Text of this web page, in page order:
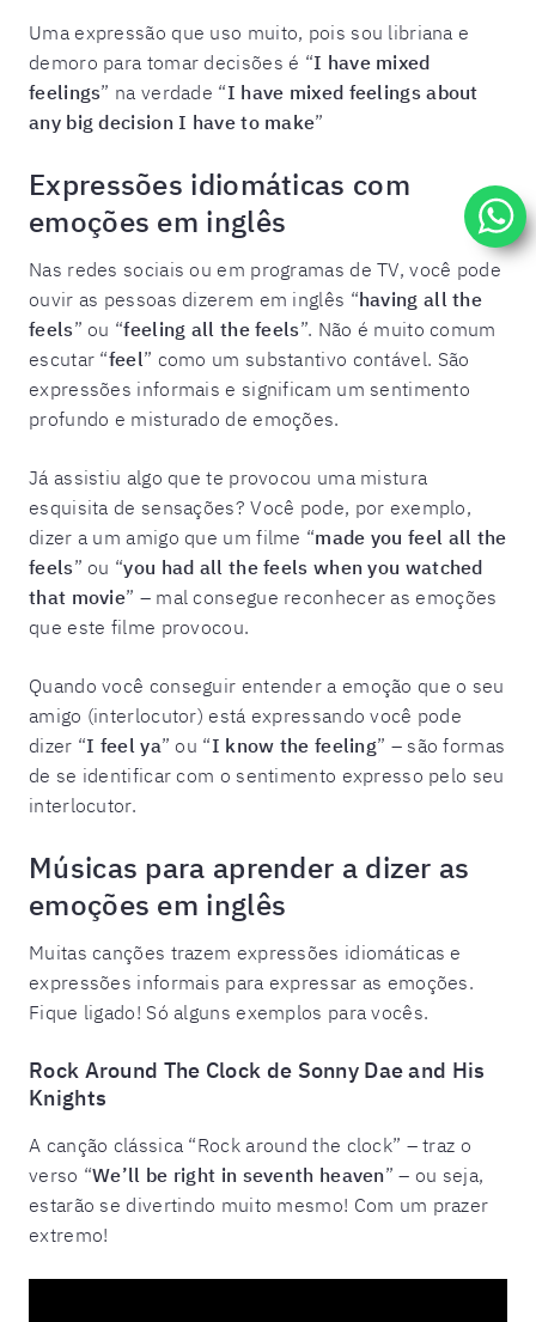
Uma expressão que uso muito, pois sou libriana e
demoro para tomar decisões é “I have mixed
feelings” na verdade “I have mixed feelings about
any big decision I have to make”
Expressões idiomáticas com
emoções em inglês
Nas redes sociais ou em programas de TV, você pode
ouvir as pessoas dizerem em inglês “having all the
feels” ou “feeling all the feels”. Não é muito comum
escutar “feel” como um substantivo contável. São
expressões informais e significam um sentimento
profundo e misturado de emoções.
Já assistiu algo que te provocou uma mistura
esquisita de sensações? Você pode, por exemplo,
dizer a um amigo que um filme “made you feel all the
feels” ou “you had all the feels when you watched
that movie” – mal consegue reconhecer as emoções
que este filme provocou.
Quando você conseguir entender a emoção que o seu
amigo (interlocutor) está expressando você pode
dizer “I feel ya” ou “I know the feeling” – são formas
de se identificar com o sentimento expresso pelo seu
interlocutor.
Músicas para aprender a dizer as
emoções em inglês
Muitas canções trazem expressões idiomáticas e
expressões informais para expressar as emoções.
Fique ligado! Só alguns exemplos para vocês.
Rock Around The Clock de Sonny Dae and His
Knights
A canção clássica “Rock around the clock” – traz o
verso “We’ll be right in seventh heaven” – ou seja,
estarão se divertindo muito mesmo! Com um prazer
extremo!